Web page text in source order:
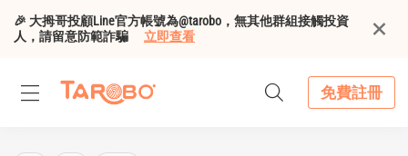
🎉 大拇哥投顧Line官方帳號為@tarobo，無其他群組接觸投資
人，請留意防範詐騙
立即查看
免費註冊